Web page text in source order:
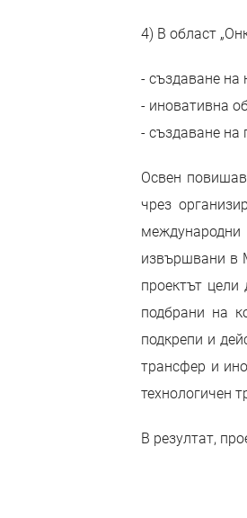
4) В област
- създаване на
- иновативна
- създаване на
Освен
чрез
извършвани в
проектът
подбрани на
подкрепи и
трансфер и
технологичен
В резултат,